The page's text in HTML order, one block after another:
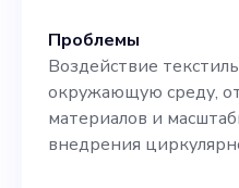
в наш
стартап. Конкретные
Проблемы
Воздействие
окружающую среду,
материалов и
внедрения